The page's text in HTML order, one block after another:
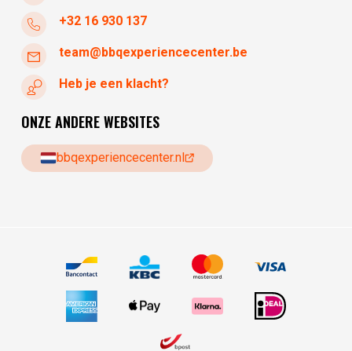
+32 16 930 137
team@bbqexperiencecenter.be
Heb je een klacht?
ONZE ANDERE WEBSITES
bbqexperiencecenter.nl